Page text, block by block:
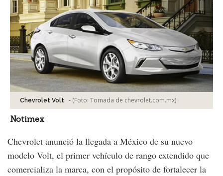
Chevrolet Volt - (Foto: Tomada de chevrolet.com.mx)
Notimex
Chevrolet anunció la llegada a México de su nuevo
modelo Volt, el primer vehículo de rango extendido que
comercializa la marca, con el propósito de fortalecer la